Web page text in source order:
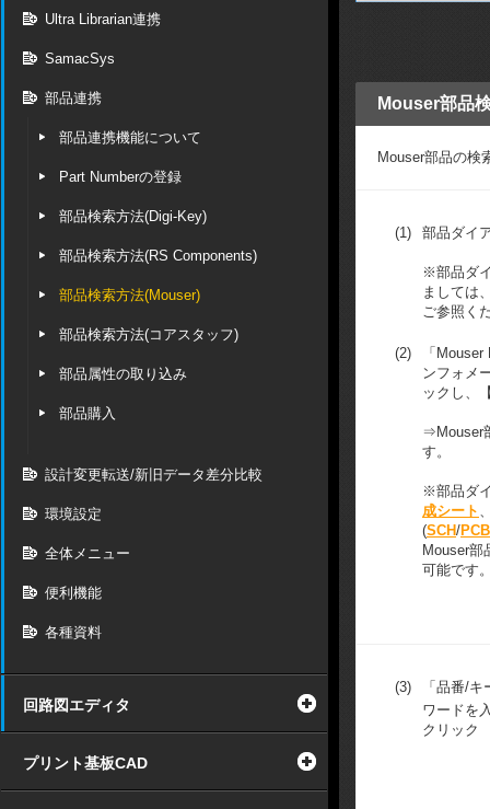
Ultra Librarian連携
SamacSys
部品連携
部品連携機能について
Part Numberの登録
部品検索方法(Digi-Key)
部品検索方法(RS Components)
部品検索方法(Mouser)
部品検索方法(コアスタッフ)
部品属性の取り込み
部品購入
設計変更転送/新旧データ差分比較
環境設定
全体メニュー
便利機能
各種資料
回路図エディタ
プリント基板CAD
Mouser部品
Mouser部品の検
(1) 部品ダイ
※部品ダ
ましては
ご参照く
(2)
「
ンフォメ
ックし、
⇒Mouser
す。
※部品ダ
成シート
(SCH/PCB
Mouser部
可能です
(3)
「品番/
ワードを
クリック